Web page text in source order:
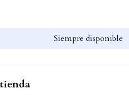
Siempre disponible